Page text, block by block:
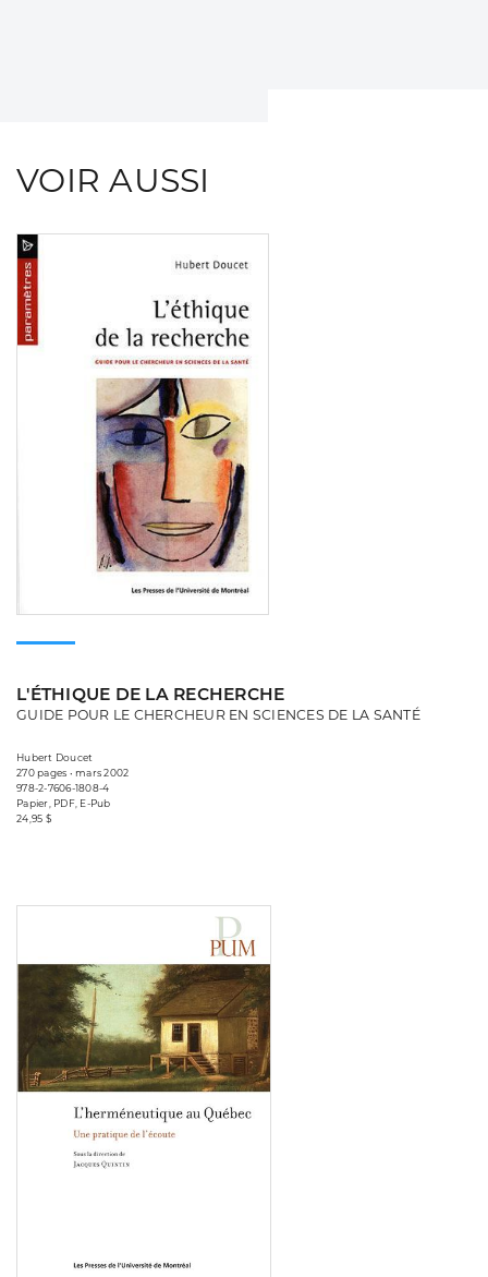
VOIR AUSSI
L'ÉTHIQUE DE LA RECHERCHE
GUIDE POUR LE CHERCHEUR EN SCIENCES DE LA SANTÉ
Hubert Doucet
270 pages • mars 2002
978-2-7606-1808-4
Papier, PDF, E-Pub
24,95 $